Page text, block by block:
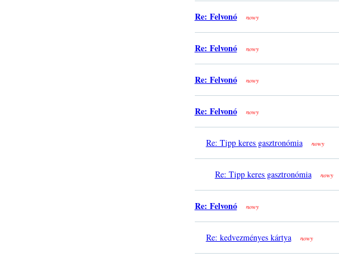
Re: Felvonó nowy
Re: Felvonó nowy
Re: Felvonó nowy
Re: Felvonó nowy
Re: Tipp keres gasztronómia nowy
Re: Tipp keres gasztronómia nowy
Re: Felvonó nowy
Re: kedvezményes kártya nowy